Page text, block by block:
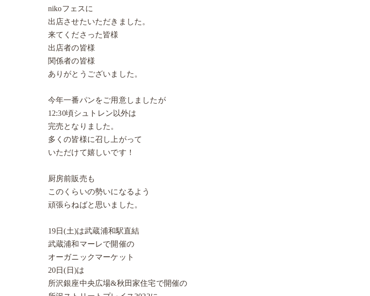
nikoフェスに
出店させたいただきました。
来てくださった皆様
出店者の皆様
関係者の皆様
ありがとうございました。
今年一番パンをご用意しましたが
12:30頃シュトレン以外は
完売となりました。
多くの皆様に召し上がって
いただけて嬉しいです！
厨房前販売も
このくらいの勢いになるよう
頑張らねばと思いました。
19日(土)は武蔵浦和駅直結
武蔵浦和マーレで開催の
オーガニックマーケット
20日(日)は
所沢銀座中央広場&秋田家住宅で開催の